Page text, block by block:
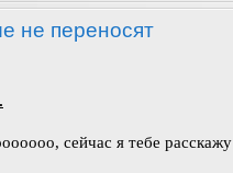
не переносят
сейчас я тебе